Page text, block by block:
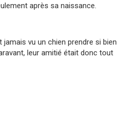
après sa naissance.
jamais vu un chien prendre si bien
leur amitié était donc tout